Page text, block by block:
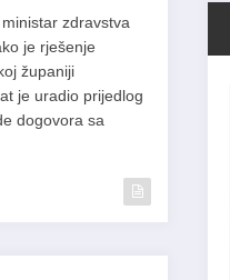
zdravstva
je rješenje
županiji
je uradio prijedlog
dogovora sa